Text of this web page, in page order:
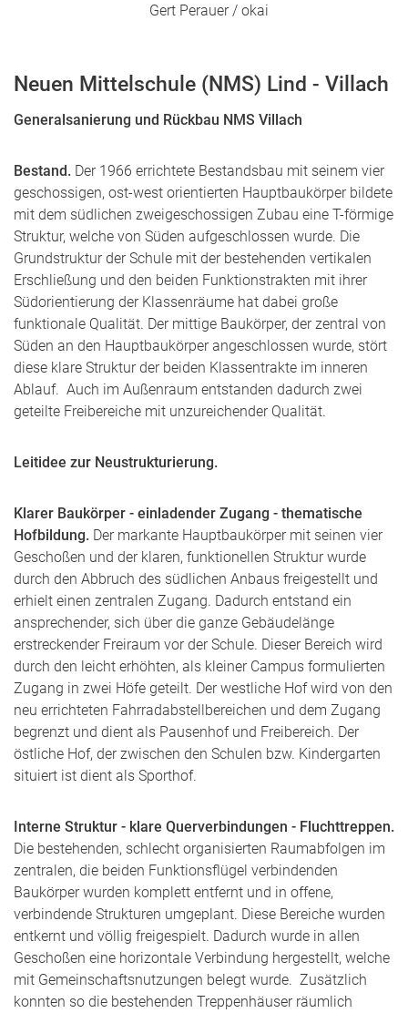
Gert Perauer / okai
Neuen Mittelschule (NMS) Lind - Villach
Generalsanierung und Rückbau NMS Villach
Bestand. Der 1966 errichtete Bestandsbau mit seinem vier
geschossigen, ost-west orientierten Hauptbaukörper bildete
mit dem südlichen zweigeschossigen Zubau eine T-förmige
Struktur, welche von Süden aufgeschlossen wurde. Die
Grundstruktur der Schule mit der bestehenden vertikalen
Erschließung und den beiden Funktionstrakten mit ihrer
Südorientierung der Klassenräume hat dabei große
funktionale Qualität. Der mittige Baukörper, der zentral von
Süden an den Hauptbaukörper angeschlossen wurde, stört
diese klare Struktur der beiden Klassentrakte im inneren
Ablauf. Auch im Außenraum entstanden dadurch zwei
geteilte Freibereiche mit unzureichender Qualität.
Leitidee zur Neustrukturierung.
Klarer Baukörper - einladender Zugang - thematische
Hofbildung. Der markante Hauptbaukörper mit seinen vier
Geschoßen und der klaren, funktionellen Struktur wurde
durch den Abbruch des südlichen Anbaus freigestellt und
erhielt einen zentralen Zugang. Dadurch entstand ein
ansprechender, sich über die ganze Gebäudelänge
erstreckender Freiraum vor der Schule. Dieser Bereich wird
durch den leicht erhöhten, als kleiner Campus formulierten
Zugang in zwei Höfe geteilt. Der westliche Hof wird von den
neu errichteten Fahrradabstellbereichen und dem Zugang
begrenzt und dient als Pausenhof und Freibereich. Der
östliche Hof, der zwischen den Schulen bzw. Kindergarten
situiert ist dient als Sporthof.
Interne Struktur - klare Querverbindungen - Fluchttreppen.
Die bestehenden, schlecht organisierten Raumabfolgen im
zentralen, die beiden Funktionsflügel verbindenden
Baukörper wurden komplett entfernt und in offene,
verbindende Strukturen umgeplant. Diese Bereiche wurden
entkernt und völlig freigespielt. Dadurch wurde in allen
Geschoßen eine horizontale Verbindung hergestellt, welche
mit Gemeinschaftsnutzungen belegt wurde. Zusätzlich
konnten so die bestehenden Treppenhäuser räumlich